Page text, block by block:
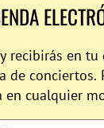
recibirás en tu
de conciertos.
en cualquier